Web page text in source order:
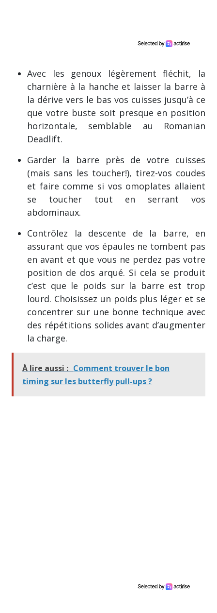
Avec les genoux légèrement fléchit, la
charnière à la hanche et laisser la barre à
la dérive vers le bas vos cuisses jusqu’à ce
que votre buste soit presque en position
horizontale, semblable au Romanian
Deadlift.
Garder la barre près de votre cuisses
(mais sans les toucher!), tirez-vos coudes
et faire comme si vos omoplates allaient
se toucher tout en serrant vos
abdominaux.
Contrôlez la descente de la barre, en
assurant que vos épaules ne tombent pas
en avant et que vous ne perdez pas votre
position de dos arqué. Si cela se produit
c’est que le poids sur la barre est trop
lourd. Choisissez un poids plus léger et se
concentrer sur une bonne technique avec
des répétitions solides avant d’augmenter
la charge.
À lire aussi : Comment trouver le bon
timing sur les butterfly pull-ups ?